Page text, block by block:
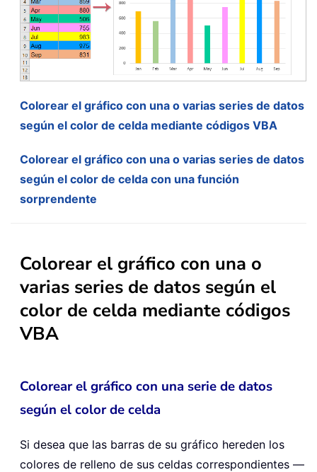
Colorear el gráfico con una o varias series de datos
según el color de celda mediante códigos VBA
Colorear el gráfico con una o varias series de datos
según el color de celda con una función
sorprendente
Colorear el gráfico con una o
varias series de datos según el
color de celda mediante códigos
VBA
Colorear el gráfico con una serie de datos
según el color de celda
Si desea que las barras de su gráfico hereden los
colores de relleno de sus celdas correspondientes —